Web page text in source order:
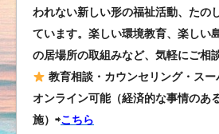
われない新しい形の福祉活動、たの
ています。楽しい環境教育、楽しい
の居場所の取組みなど、気軽にご相
教育相談・カウンセリング・ス
オンライン可能（経済的な事情のあ
施）⇨こちら